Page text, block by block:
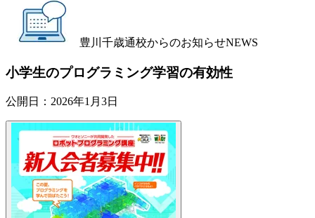
豊川千歳通校からのお知らせNEWS
小学生のプログラミング学習の有効性
公開日： 2026年1月3日